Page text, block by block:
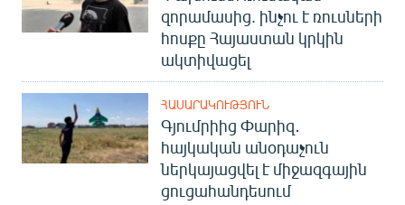
զորամասից. ինչու է ռուսների
հոսքը Հայաստան կրկին
ակտիվացել
ՀԱՍԱՐԱԿՈՒԹՅՈՒՆ
Գյումրիից Փարիզ․
հայկական անօդաչուն
ներկայացվել է միջազգային
ցուցահանդեսում